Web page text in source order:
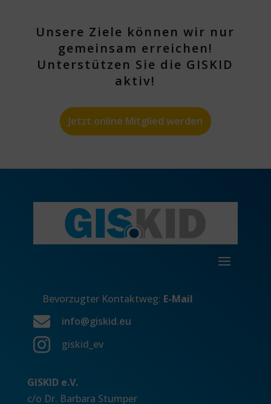
Unsere Ziele können wir nur
gemeinsam erreichen!
Unterstützen Sie die GISKID
aktiv!
Jetzt online Mitglied werden
Bevorzugter Kontaktweg: E-Mail
 info@giskid.eu
 giskid_ev
GISKID e.V.
c/o Dr. Barbara Stumper